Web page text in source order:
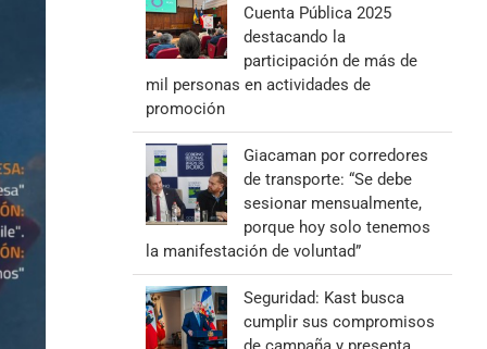
Cuenta Pública 2025
destacando la
participación de más de
mil personas en actividades de
promoción
Giacaman por corredores
de transporte: “Se debe
sesionar mensualmente,
porque hoy solo tenemos
la manifestación de voluntad”
Seguridad: Kast busca
cumplir sus compromisos